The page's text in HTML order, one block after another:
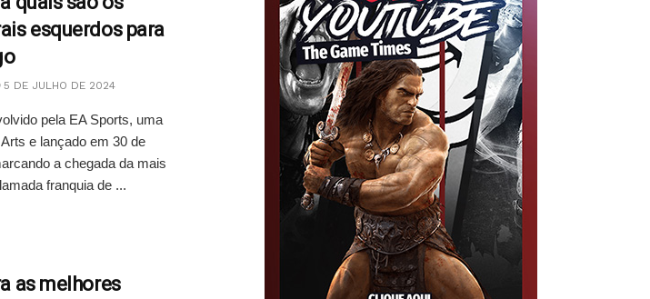
esquerdos para
5 DE JULHO DE 2024
pela EA Sports, uma
e lançado em 30 de
a chegada da mais
franquia de ...
as melhores